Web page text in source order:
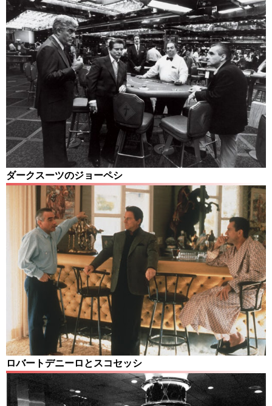
ダークスーツのジョーペシ
ロバートデニーロとスコセッシ